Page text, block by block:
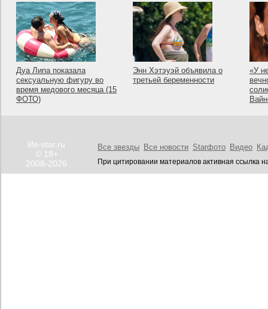
Дуа Липа показала
сексуальную фигуру во
время медового месяца (15
ФОТО)
Энн Хэтэуэй объявила о
третьей беременности
«У
life-star.ru
© 18+
2008-2026
Все звезды Все новости Starфото Видео
При цитировании материалов активная ссылка